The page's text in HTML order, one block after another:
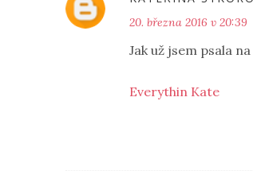
20. března 2016 v 20:39
Jak už jsem psala
Everythin Kate